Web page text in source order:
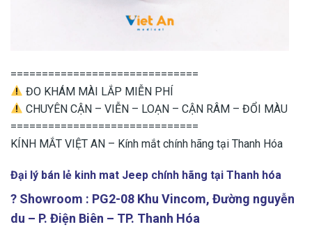
==============================
ĐO KHÁM MÀI LẮP MIỄN PHÍ
CHUYÊN CẬN – VIỄN – LOẠN – CẬN RÂM – ĐỔI MÀU
==============================
KÍNH MẮT VIỆT AN – Kính mắt chính hãng tại Thanh Hóa
Đại lý bán lẻ kinh mat Jeep chính hãng tại Thanh hóa
? Showroom : PG2-08 Khu Vincom, Đường nguyễn
du – P. Điện Biên – TP. Thanh Hóa